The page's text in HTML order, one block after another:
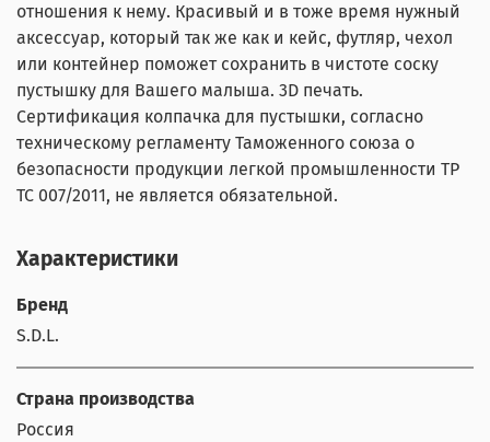
отношения к нему. Красивый и в тоже время нужный
аксессуар, который так же как и кейс, футляр, чехол
или контейнер поможет сохранить в чистоте соску
пустышку для Вашего малыша. 3D печать.
Сертификация колпачка для пустышки, согласно
техническому регламенту Таможенного союза о
безопасности продукции легкой промышленности ТР
ТС 007/2011, не является обязательной.
Характеристики
Бренд
S.D.L.
Страна производства
Россия